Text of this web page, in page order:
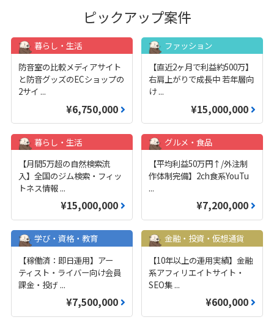
ピックアップ案件
暮らし・生活
防音室の比較メディアサイト
と防音グッズのECショップの
2サイ ...
¥6,750,000
ファッション
【直近2ヶ月で利益約500万】
右肩上がりで成長中 若年層向
け...
¥15,000,000
暮らし・生活
【月間5万超の自然検索流
入】全国のジム検索・フィッ
トネス情報 ...
¥15,000,000
グルメ・食品
【平均利益50万円↑/外注制
作体制完備】2ch食系YouTu
...
¥7,200,000
学び・資格・教育
【稼働済：即日運用】アー
ティスト・ライバー向け会員
課金・投げ ...
¥7,500,000
金融・投資・仮想通貨
【10年以上の運用実績】金融
系アフィリエイトサイト・
SEO集 ...
¥600,000